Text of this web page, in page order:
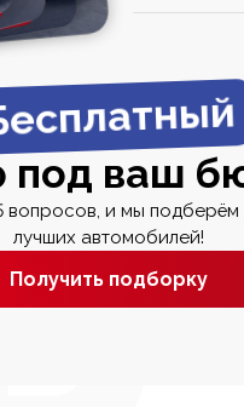
000
под ваш
вопросов, и мы подберём
лучших автомобилей!
Получить подборку